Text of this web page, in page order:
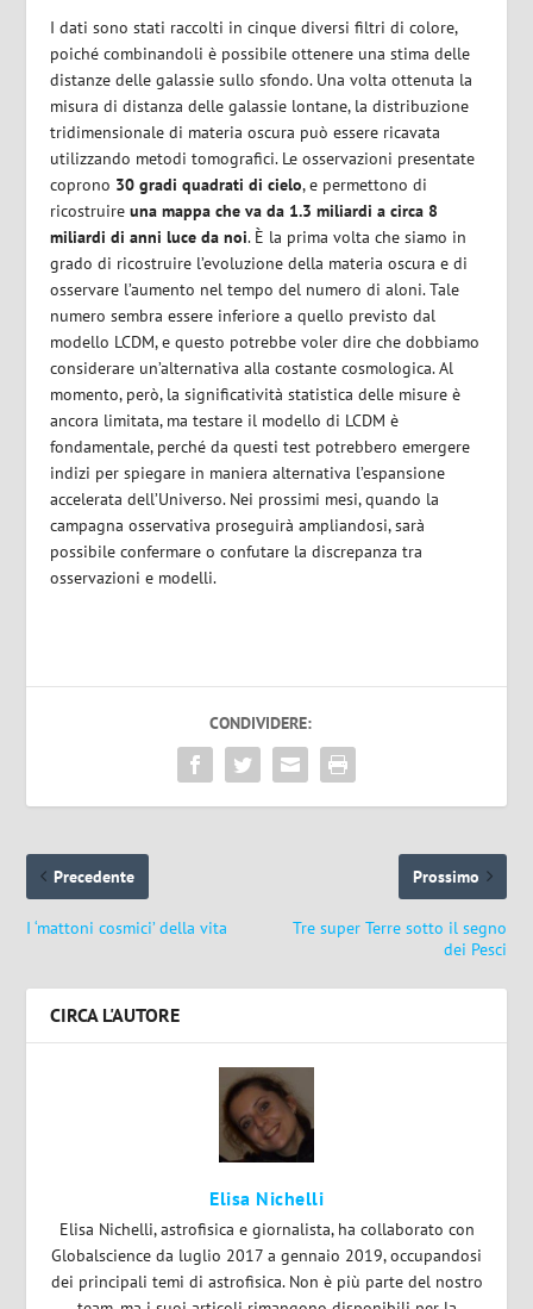
I dati sono stati raccolti in cinque diversi filtri di colore,
poiché combinandoli è possibile ottenere una stima delle
distanze delle galassie sullo sfondo. Una volta ottenuta la
misura di distanza delle galassie lontane, la distribuzione
tridimensionale di materia oscura può essere ricavata
utilizzando metodi tomografici. Le osservazioni presentate
coprono 30 gradi quadrati di cielo, e permettono di
ricostruireuna mappa che va da 1.3 miliardi a circa 8
miliardi di anni luce da noi. È la prima volta che siamo in
grado di ricostruire l’evoluzione della materia oscura e di
osservare l’aumento nel tempo del numero di aloni. Tale
numero sembra essere inferiore a quello previsto dal
modello LCDM, e questo potrebbe voler dire che dobbiamo
considerare un’alternativa alla costante cosmologica. Al
momento, però, la significatività statistica delle misure è
ancora limitata, ma testare il modello di LCDM è
fondamentale, perché da questi test potrebbero emergere
indizi per spiegare in maniera alternativa l’espansione
accelerata dell’Universo. Nei prossimi mesi, quando la
campagna osservativa proseguirà ampliandosi, sarà
possibile confermare o confutare la discrepanza tra
osservazioni e modelli.
CONDIVIDERE:
Precedente
I ‘mattoni cosmici’ della vita
Prossimo
Tre super Terre sotto il segno
dei Pesci
CIRCA L'AUTORE
Elisa Nichelli
Elisa Nichelli, astrofisica e giornalista, ha collaborato con
Globalscience da luglio 2017 a gennaio 2019, occupandosi
dei principali temi di astrofisica. Non è più parte del nostro